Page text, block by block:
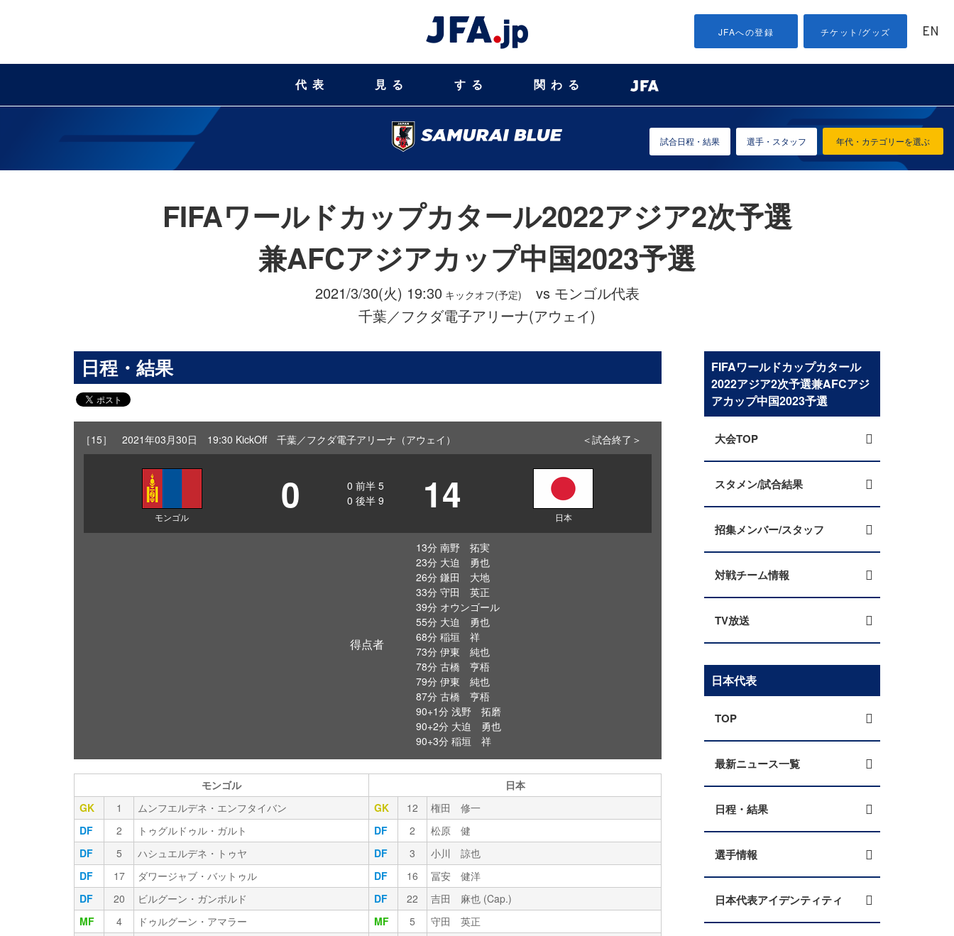
JFAへの登録 チケット/グッズ EN
代表 見る する 関わる
年代・カテゴリーを選ぶ
試合日程・結果 選手・スタッフ
FIFAワールドカップカタール2022アジア2次予選
兼AFCアジアカップ中国2023予選
2021/3/30(火) 19:30 キックオフ(予定)
vs モンゴル代表
千葉／フクダ電子アリーナ(アウェイ)
日程・結果
［15］ 2021年03月30日 19:30 KickOff 千葉／フクダ電子アリーナ（アウェイ） ＜試合終了＞
モンゴル 0 0 前半 5
0 後半 9 14 日本
得点者
13分 南野 拓実
23分 大迫 勇也
26分 鎌田 大地
33分 守田 英正
39分 オウンゴール
55分 大迫 勇也
68分 稲垣 祥
73分 伊東 純也
78分 古橋 亨梧
79分 伊東 純也
87分 古橋 亨梧
90+1分 浅野 拓磨
90+2分 大迫 勇也
90+3分 稲垣 祥
モンゴル
日本
GK
1 ムンフエルデネ・エンフタイバン GK 12
権田 修一
DF
2 トゥグルドゥル・ガルト DF 2
松原 健
DF
5 ハシュエルデネ・トゥヤ DF 3
小川 諒也
DF
17 ダワージャブ・バットゥル DF 16
冨安 健洋
DF
20 ビルグーン・ガンボルド DF 22
吉田 麻也 (Cap.)
MF
4 ドゥルグーン・アマラー MF 5
守田 英正
FIFAワールドカップカタール
2022アジア2次予選兼AFCアジ
アカップ中国2023予選
大会TOP
スタメン/試合結果
招集メンバー/スタッフ
対戦チーム情報
TV放送
日本代表
TOP
最新ニュース一覧
日程・結果
選手情報
日本代表アイデンティティ